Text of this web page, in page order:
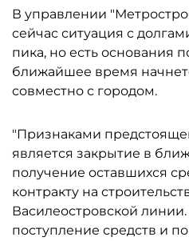
В управлении
сейчас ситуация с
пика, но есть основания
ближайшее время
совместно с городом.
"Признаками
является закрытие в
получение оставшихся
контракту на
Василеостровской
поступление средств и